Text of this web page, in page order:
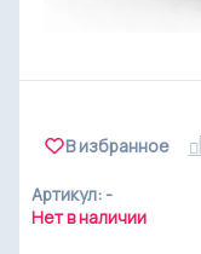
В избранное
Артикул: -
Нет в наличии